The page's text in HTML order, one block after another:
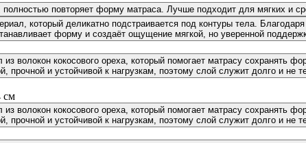
повторяет форму матраса. Лучше подходит для мягких и
который деликатно подстраивается под контуры тела.
форму и создаёт ощущение мягкой, но уверенной
волокон кокосового ореха, который помогает матрасу сохранять
прочной и устойчивой к нагрузкам, поэтому слой служит долго и не
см
волокон кокосового ореха, который помогает матрасу сохранять
прочной и устойчивой к нагрузкам, поэтому слой служит долго и не